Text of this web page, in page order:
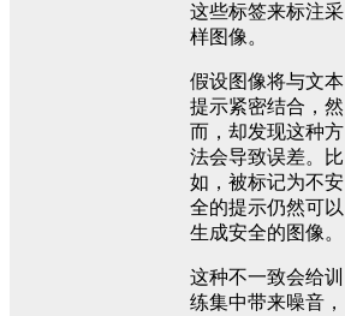
这些标签来标注采
样图像。
假设图像将与文本
提示紧密结合，然
而，却发现这种方
法会导致误差。比
如，被标记为不安
全的提示仍然可以
生成安全的图像。
这种不一致会给训
练集中带来噪音，